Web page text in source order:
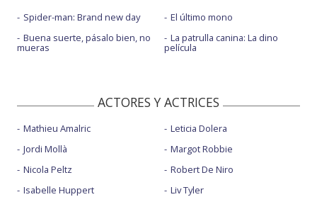
Spider-man: Brand new day
Buena suerte, pásalo bien, no
mueras
El último mono
La patrulla canina: La dino
película
ACTORES Y ACTRICES
Mathieu Amalric
Jordi Mollà
Nicola Peltz
Isabelle Huppert
Leticia Dolera
Margot Robbie
Robert De Niro
Liv Tyler